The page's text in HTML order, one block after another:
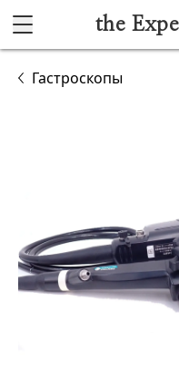
the
Анестезиология и
Лучевая диагностика
Ультразвуковая
Офтальмологическое
Гастроскопы